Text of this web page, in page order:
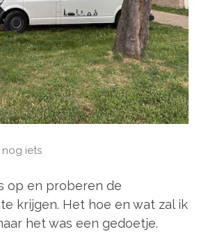
nog iets
op en proberen de
krijgen. Het hoe en wat zal ik
het was een gedoetje.